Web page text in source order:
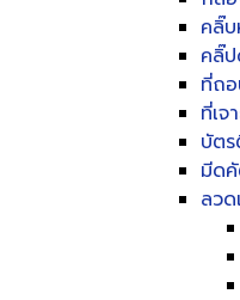
คลิ๊
คลิ๊
ที่ถ
ที่เจ
บัต
มีด
ลวด